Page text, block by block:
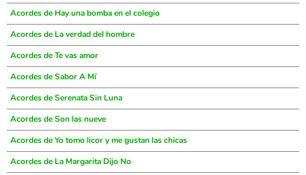
Acordes de Hay una bomba en el colegio
Acordes de La verdad del hombre
Acordes de Te vas amor
Acordes de Sabor A Mí
Acordes de Serenata Sin Luna
Acordes de Son las nueve
Acordes de Yo tomo licor y me gustan las chicas
Acordes de La Margarita Dijo No